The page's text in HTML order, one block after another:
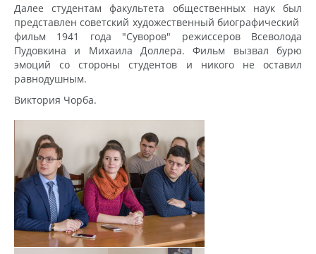
Далее студентам факультета общественных наук был
представлен советский художественный биографический
фильм 1941 года "Суворов" режиссеров Всеволода
Пудовкина и Михаила Доллера. Фильм вызвал бурю
эмоций со стороны студентов и никого не оставил
равнодушным.
Виктория Чорба.